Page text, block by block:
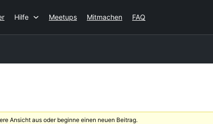
Hilfe Meetups Mitmachen FAQ
Ansicht aus oder beginne einen neuen Beitrag.